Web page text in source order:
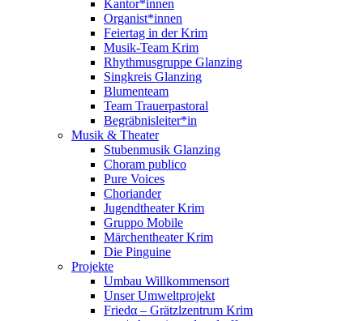
Kantor*innen
Organist*innen
Feiertag in der Krim
Musik-Team Krim
Rhythmusgruppe Glanzing
Singkreis Glanzing
Blumenteam
Team Trauerpastoral
Begräbnisleiter*in
Musik & Theater
Stubenmusik Glanzing
Choram publico
Pure Voices
Choriander
Jugendtheater Krim
Gruppo Mobile
Märchentheater Krim
Die Pinguine
Projekte
Umbau Willkommensort
Unser Umweltprojekt
Friedα – Grätzlzentrum Krim